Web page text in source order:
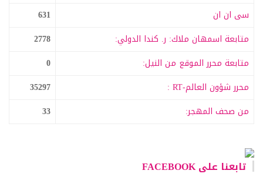
سى ان ان
631
متابعة اسمهان ملاك: ر. كندا الدولي:
2778
متابعة محرر الموقع من النيل:
0
محرر شؤون العالم-RT :
35297
من صحف المهجر:
33
تابعنا على FACEBOOK